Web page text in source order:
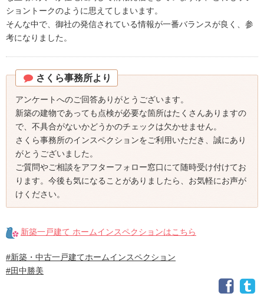
ショントークのように思えてしまいます。
そんな中で、御社の発信されている情報が一番バランスが良く、参
考になりました。
さくら事務所より
アンケートへのご回答ありがとうございます。
新築の建物であっても点検が必要な箇所はたくさんありますの
で、不具合がないかどうかのチェックは欠かせません。
さくら事務所のインスペクションをご利用いただき、誠にあり
がとうございました。
ご質問やご相談をアフターフォロー窓口にて随時受け付けてお
ります。今後も気になることがありましたら、お気軽にお声が
けください。
新築一戸建て ホームインスペクションはこちら
#新築・中古一戸建てホームインスペクション
#田中勝美